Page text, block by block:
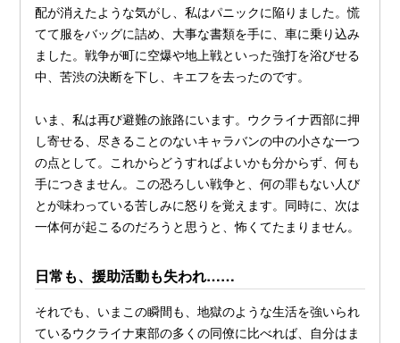
配が消えたような気がし、私はパニックに陥りました。慌
てて服をバッグに詰め、大事な書類を手に、車に乗り込み
ました。戦争が町に空爆や地上戦といった強打を浴びせる
中、苦渋の決断を下し、キエフを去ったのです。
いま、私は再び避難の旅路にいます。ウクライナ西部に押
し寄せる、尽きることのないキャラバンの中の小さな一つ
の点として。これからどうすればよいかも分からず、何も
手につきません。この恐ろしい戦争と、何の罪もない人び
とが味わっている苦しみに怒りを覚えます。同時に、次は
一体何が起こるのだろうと思うと、怖くてたまりません。
日常も、援助活動も失われ……
それでも、いまこの瞬間も、地獄のような生活を強いられ
ているウクライナ東部の多くの同僚に比べれば、自分はま